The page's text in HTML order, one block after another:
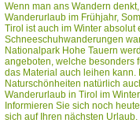
Wenn man ans Wandern
Wanderurlaub im Frühjahr,
Tirol ist auch im Winter absolut
Schneeschuhwanderungen
Nationalpark Hohe Tauern
angeboten, welche besonders
das Material auch leihen
Naturschönheiten natürlich
Wanderurlaub in Tirol im
Informieren Sie sich noch
sich auf Ihren nächsten Urlaub.